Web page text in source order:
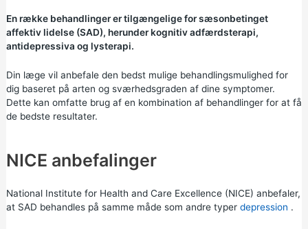
En række behandlinger er tilgængelige for sæsonbetinget
affektiv lidelse (SAD), herunder kognitiv adfærdsterapi,
antidepressiva og lysterapi.
Din læge vil anbefale den bedst mulige behandlingsmulighed for
dig baseret på arten og sværhedsgraden af dine symptomer.
Dette kan omfatte brug af en kombination af behandlinger for at få
de bedste resultater.
NICE anbefalinger
National Institute for Health and Care Excellence (NICE) anbefaler,
at SAD behandles på samme måde som andre typer depression .